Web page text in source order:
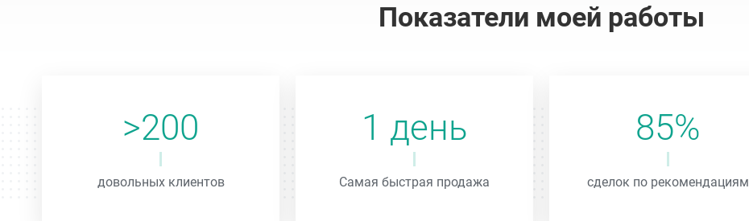
Показатели моей работы
>200
довольных клиентов
1 день
Самая быстрая продажа
85%
сделок по рекомендациям